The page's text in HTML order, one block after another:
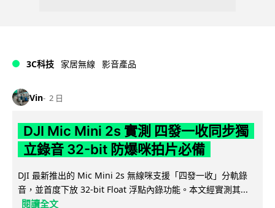
3C科技 家居無線 影音產品
Vin 2 日
DJI Mic Mini 2s 實測 四發一收同步獨
立錄音 32-bit 防爆咪拍片必備
DJI 最新推出的 Mic Mini 2s 無線咪支援「四發一收」分軌錄
音，並首度下放 32-bit Float 浮點內錄功能。本文經實測其...
閱讀全文